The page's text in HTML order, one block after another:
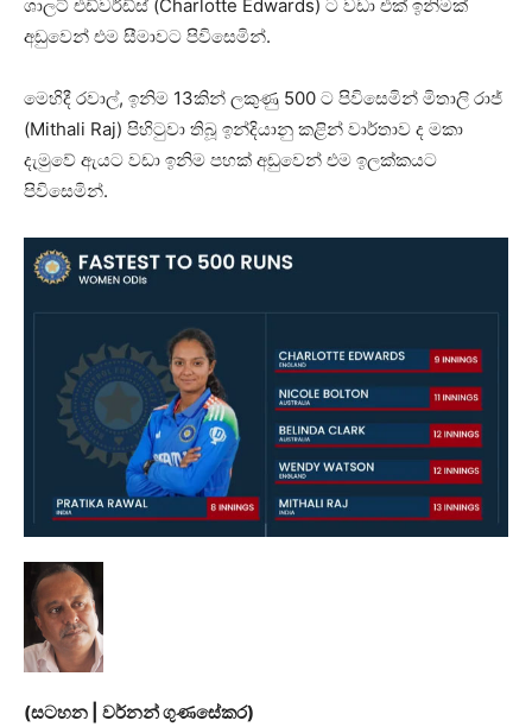
ශාලට් එඩ්වර්ඩ්ස් (Charlotte Edwards) ට වඩා එක් ඉනිමක්
අඩුවෙන් එම සීමාවට පිවිසෙමින්.
මෙහිදී රවාල්, ඉනිම 13කින් ලකුණු 500 ට පිවිසෙමින් මිතාලි රාජ්
(Mithali Raj) පිහිටුවා තිබූ ඉන්දියානු කළින් වාර්තාව ද මකා
දැමුවේ ඇයට වඩා ඉනිම පහක් අඩුවෙන් එම ඉලක්කයට
පිවිසෙමින්.
(සටහන | වර්නන් ගුණසේකර)